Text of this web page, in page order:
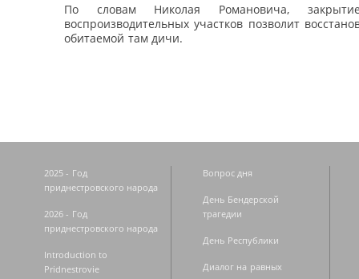
По словам Николая Романовича,
воспроизводительных участков позволит
обитаемой там дичи.
2025 - Год
приднестровского народа
2026 - Год
приднестровского народа
Introduction to
Pridnestrovie
Вопрос дня
День Бендерской
трагедии
День Республики
Диалог на равных